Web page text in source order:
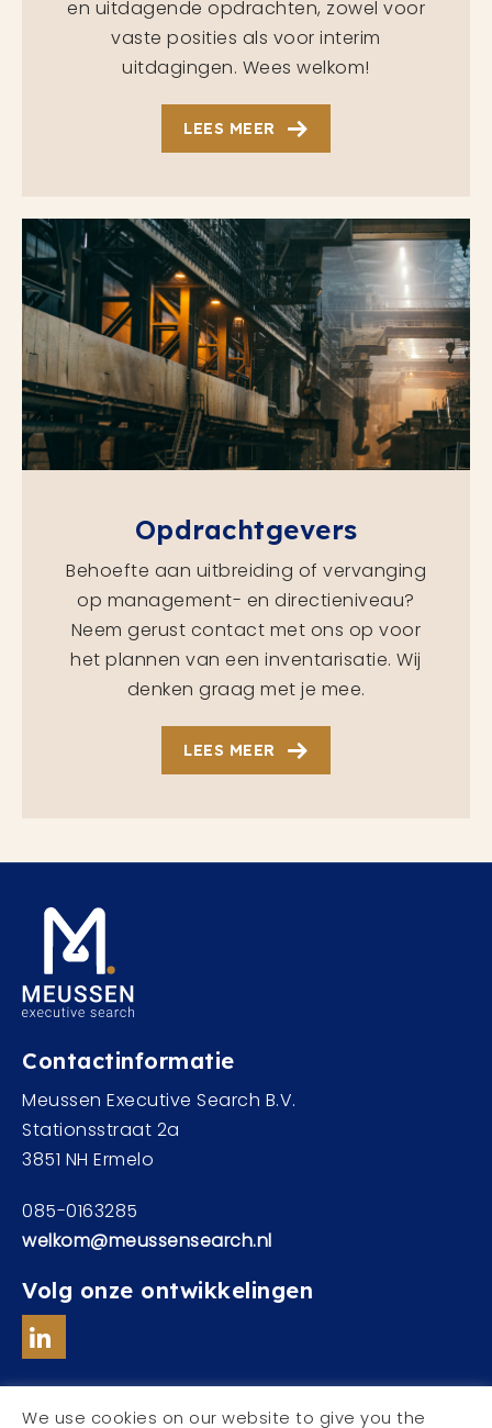
en uitdagende opdrachten, zowel voor
vaste posities als voor interim
uitdagingen. Wees welkom!
LEES MEER
Opdrachtgevers
Behoefte aan uitbreiding of vervanging
op management- en directieniveau?
Neem gerust contact met ons op voor
het plannen van een inventarisatie. Wij
denken graag met je mee.
LEES MEER
Contactinformatie
Meussen Executive Search B.V.
Stationsstraat 2a
3851 NH Ermelo
085-0163285
welkom@meussensearch.nl
Volg onze ontwikkelingen
We use cookies on our website to give you the